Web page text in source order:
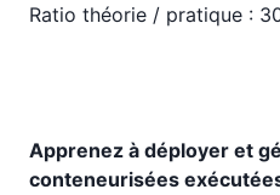
Ratio théorie / pratique :
Apprenez à déployer et
conteneurisées